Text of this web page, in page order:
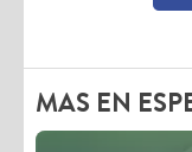
MAS EN